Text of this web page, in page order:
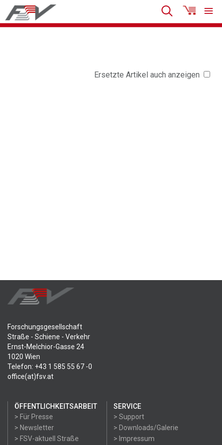
Ersetzte Artikel auch anzeigen
Forschungsgesellschaft
Straße - Schiene - Verkehr
Ernst-Melchior-Gasse 24
1020 Wien
Telefon: +43 1 585 55 67 -0
office(at)fsv.at
ÖFFENTLICHKEITSARBEIT
> Für Presse
> Newsletter
> FSV-aktuell Straße
SERVICE
> Support
> Downloads/Galerie
> Impressum